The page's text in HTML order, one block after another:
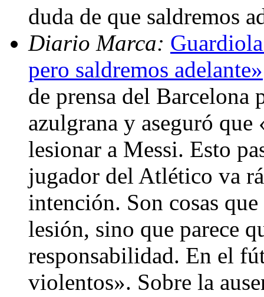
duda de que saldremos
Diario Marca:
pero saldremos adelante»
de prensa del Barcelona
azulgrana y aseguró
lesionar a Messi. Esto
jugador del Atlético va
intención. Son cosas
lesión, sino que parece
responsabilidad. En el
violentos». Sobre la